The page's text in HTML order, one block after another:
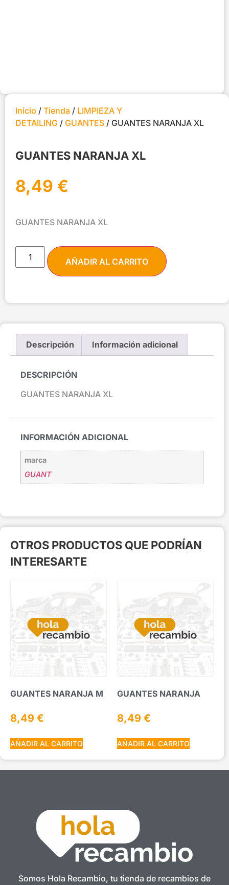
Inicio / Tienda / LIMPIEZA Y
DETAILING / GUANTES / GUANTES NARANJA XL
GUANTES NARANJA XL
8,49 €
GUANTES NARANJA XL
AÑADIR AL CARRITO
Descripción Información adicional
DESCRIPCIÓN
GUANTES NARANJA XL
INFORMACIÓN ADICIONAL
marca
GUANT
OTROS PRODUCTOS QUE PODRÍAN
INTERESARTE
GUANTES NARANJA M
8,49 €
AÑADIR AL CARRITO
GUANTES NARANJA
8,49 €
AÑADIR AL CARRITO
Somos Hola Recambio, tu tienda de recambios de